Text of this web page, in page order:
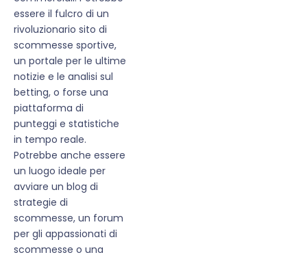
essere il fulcro di un
rivoluzionario sito di
scommesse sportive,
un portale per le ultime
notizie e le analisi sul
betting, o forse una
piattaforma di
punteggi e statistiche
in tempo reale.
Potrebbe anche essere
un luogo ideale per
avviare un blog di
strategie di
scommesse, un forum
per gli appassionati di
scommesse o una